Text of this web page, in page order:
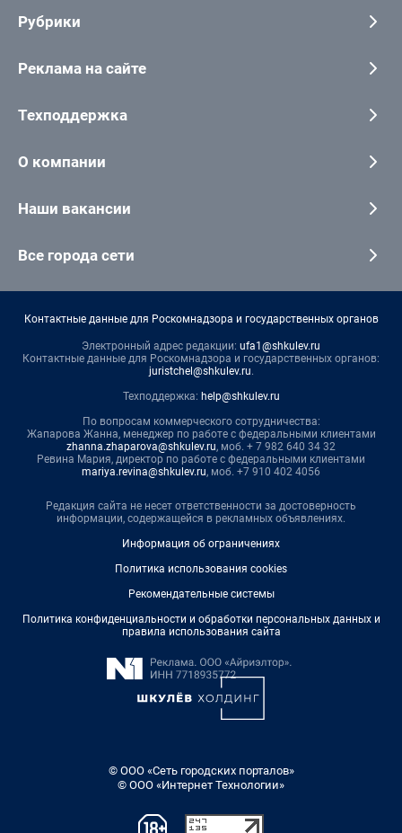
Рубрики
Реклама на сайте
Техподдержка
О компании
Наши вакансии
Все города сети
Контактные данные для Роскомнадзора и государственных органов
Электронный адрес редакции: ufa1@shkulev.ru
Контактные данные для Роскомнадзора и государственных органов:
juristchel@shkulev.ru.
Техподдержка: help@shkulev.ru
По вопросам коммерческого сотрудничества:
Жапарова Жанна, менеджер по работе с федеральными клиентами
zhanna.zhaparova@shkulev.ru, моб. + 7 982 640 34 32
Ревина Мария, директор по работе с федеральными клиентами
mariya.revina@shkulev.ru, моб. +7 910 402 4056
Редакция сайта не несет ответственности за достоверность
информации, содержащейся в рекламных объявлениях.
Информация об ограничениях
Политика использования cookies
Рекомендательные системы
Политика конфиденциальности и обработки персональных данных и
правила использования сайта
© ООО «Сеть городских порталов»
© ООО «Интернет Технологии»